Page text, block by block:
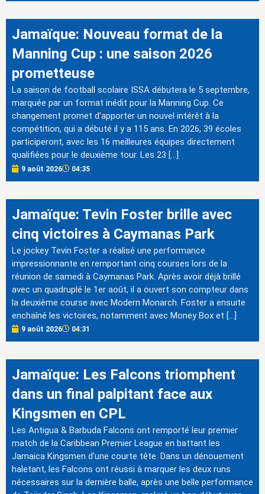
Jamaïque: Nouveau format de la
Manning Cup : une saison 2026
prometteuse
La saison de football scolaire ISSA débutera le 5 septembre,
marquée par un format inédit pour la Manning Cup. Ce
changement promet d'apporter un nouvel intérêt à la
compétition, qui a débuté il y a 115 ans. En 2026, 39 écoles
participeront, avec les 16 meilleures équipes directement
qualifiées pour le deuxième tour. Les 23 […]
9 août 2026 04:35
Jamaïque: Tevin Foster brille avec
cinq victoires à Caymanas Park
Le jockey Tevin Foster a réalisé une performance
impressionnante en remportant cinq courses lors de la
réunion de samedi à Caymanas Park. Après avoir déjà brillé
avec un quadruplé le 1er août, il a ouvert son compteur dans
la deuxième course avec Modern Monarch. Foster a ensuite
enchaîné les victoires, notamment avec Money Box et […]
9 août 2026 04:31
Jamaïque: Les Falcons triomphent
dans un final palpitant face aux
Kingsmen en CPL
Les Antigua & Barbuda Falcons ont remporté leur premier
match de la Caribbean Premier League en battant les
Jamaica Kingsmen d'une courte tête. Dans un dénouement
haletant, les Falcons ont réussi à marquer les deux runs
nécessaires sur la dernière balle, après une belle performance